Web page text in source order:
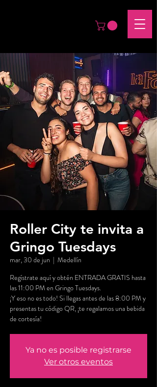
Roller City te invita a
Gringo Tuesdays
mar, 30 de jun
  |
Medellín
Regístrate aquí y obtén ENTRADA GRATIS hasta
las 11:00 PM en Gringo Tuesdays.
¡Y eso no es todo! Si llegas antes de las 8:00 PM y
presentas tu código QR, ¡te regalamos una bebida
de cortesía!
Ya no es posible registrarse
Ver otros eventos